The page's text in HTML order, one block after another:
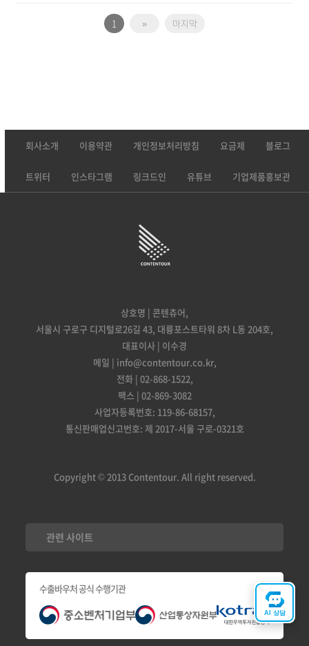
1 » 마지막
회사소개 이용약관 개인정보처리방침 요금제 블로그
트위터 인스타그램 링크드인 유튜브 기업제품홍보관
상호명 | 콘텐츄어,
서울시 구로구 디지털로26길 43, 대륭포스트타워 8차 L동 204호,
대표이사 | 이수경
메일 | info@contentour.co.kr,
전화 | 02-868-1522,
팩스 | 02-869-3082
사업자등록번호: 119-86-68157,
통신판매업신고번호: 제 2017-서울 구로-0321호
Copyright © 2013 Contentour. All right reserved.
관련 사이트
수출바우처 공식 수행기관
AI 상담